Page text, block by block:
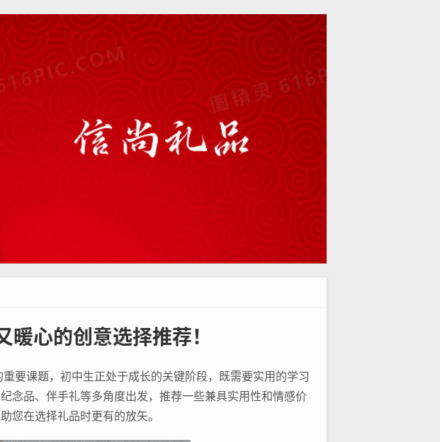
心的创意选择推荐！
要课题，初中生正处于成长的关键阶段，既需要实用的学习
念品、伴手礼等多角度出发，推荐一些兼具实用性和情感价
在选择礼品时更有的放矢。